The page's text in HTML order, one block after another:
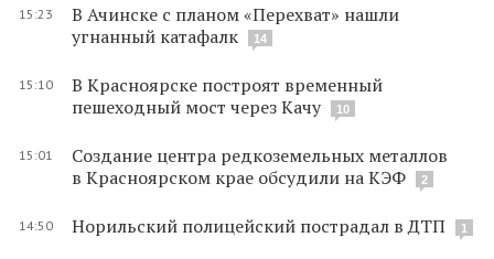
15:23
В Ачинске с планом «Перехват» нашли
угнанный катафалк
14
15:10
В Красноярске построят временный
пешеходный мост через Качу
10
15:01
Создание центра редкоземельных металлов
в Красноярском крае обсудили на КЭФ
2
14:50 Норильский полицейский пострадал в ДТП 1